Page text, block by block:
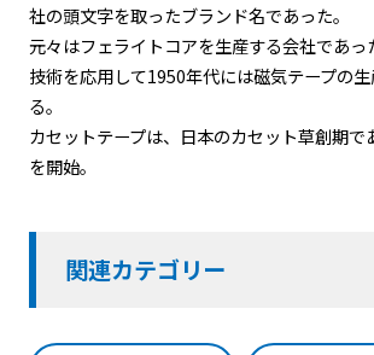
社の頭文字を取ったブランド名であった。
元々はフェライトコアを生産する会社であっ
技術を応用して1950年代には磁気テープの
る。
カセットテープは、日本のカセット草創期で
を開始。
関連カテゴリー